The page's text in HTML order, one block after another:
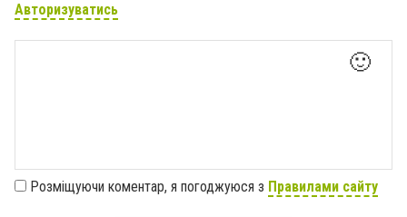
Авторизуватись
🙂
Розміщуючи коментар, я погоджуюся з Правилами сайту